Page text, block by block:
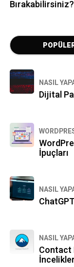
Bırakabilirsiniz?
NASIL
Dijital
İpuçları
NASIL
NASIL
Contact